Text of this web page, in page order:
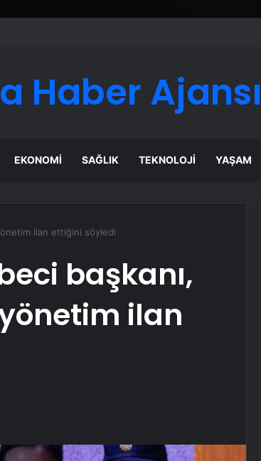
Haber Ajansı
EKONOMI SAĞLIK TEKNOLOJI YAŞAM
ilan ettiğini söyledi
başkanı,
ilan